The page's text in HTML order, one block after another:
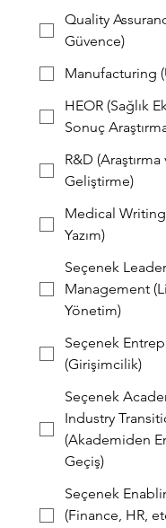
Quality
Güvence)
Manufacturing
HEOR (Sağlık
Sonuç
R&D (Araştırma
Geliştirme)
Medical
Yazım)
Seçenek
Management
Yönetim)
Seçenek
(Girişimcilik)
Seçenek
Industry
(Akademiden
Geçiş)
Seçenek
(Finance, HR,